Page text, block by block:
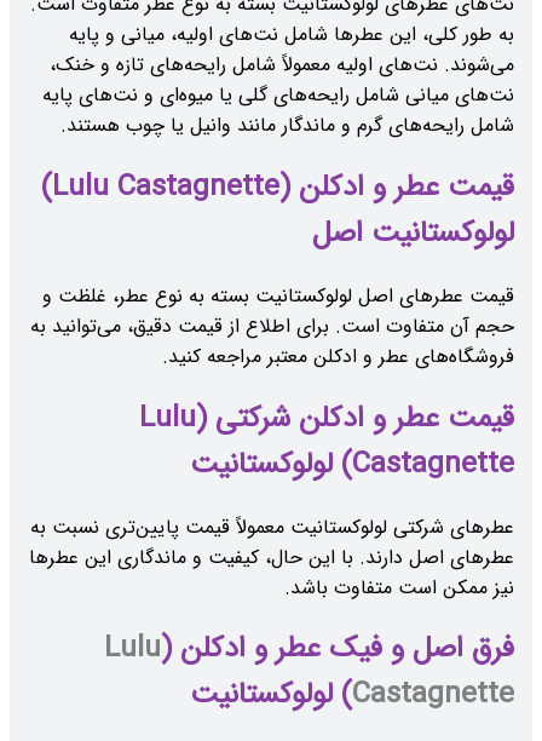
به طور کلی، این عطرها شامل نت‌های اولیه، میانی و پایه
می‌شوند. نت‌های اولیه معمولاً شامل رایحه‌های تازه و خنک،
نت‌های میانی شامل رایحه‌های گلی یا میوه‌ای و نت‌های پایه
شامل رایحه‌های گرم و ماندگار مانند وانیل یا چوب هستند.
قیمت عطر و ادکلن (Lulu Castagnette)
لولوکستانیت اصل
قیمت عطرهای اصل لولوکستانیت بسته به نوع عطر، غلظت و
حجم آن متفاوت است. برای اطلاع از قیمت دقیق، می‌توانید به
فروشگاه‌های عطر و ادکلن معتبر مراجعه کنید.
قیمت عطر و ادکلن شرکتی (Lulu
Castagnette) لولوکستانیت
عطرهای شرکتی لولوکستانیت معمولاً قیمت پایین‌تری نسبت به
عطرهای اصل دارند. با این حال، کیفیت و ماندگاری این عطرها
نیز ممکن است متفاوت باشد.
فرق اصل و فیک عطر و ادکلن (Lulu
Castagnette) لولوکستانیت